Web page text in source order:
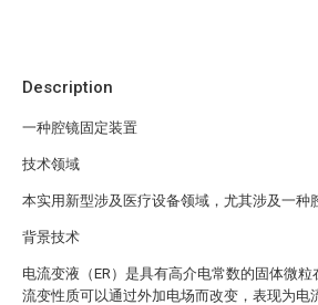
Description
一种腔镜固定装置
技术领域
本实用新型涉及医疗设备领域，尤其涉及一种
背景技术
电流变液（ER）是具有高介电常数的固体微
流变性质可以通过外加电场而改变，表现为